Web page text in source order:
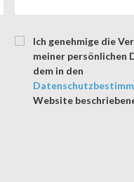
Ich genehmige die
meiner persönlichen
dem in den
Website